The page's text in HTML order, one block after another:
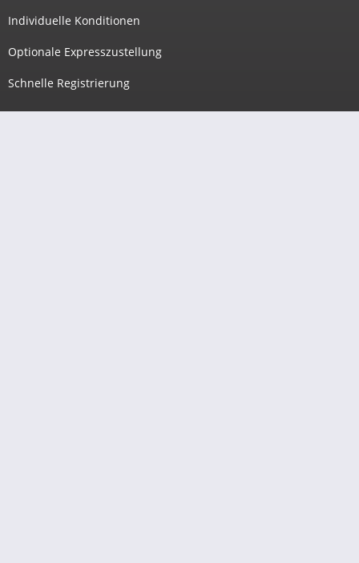
Individuelle Konditionen
Optionale Expresszustellung
Schnelle Registrierung